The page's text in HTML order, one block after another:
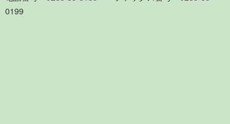
0199